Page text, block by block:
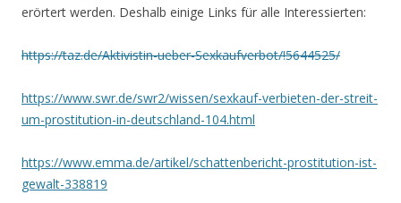
erörtert werden. Deshalb einige Links für alle Interessierten:
https://taz.de/Aktivistin-ueber-Sexkaufverbot/!5644525/
https://www.swr.de/swr2/wissen/sexkauf-verbieten-der-streit-
um-prostitution-in-deutschland-104.html
https://www.emma.de/artikel/schattenbericht-prostitution-ist-
gewalt-338819